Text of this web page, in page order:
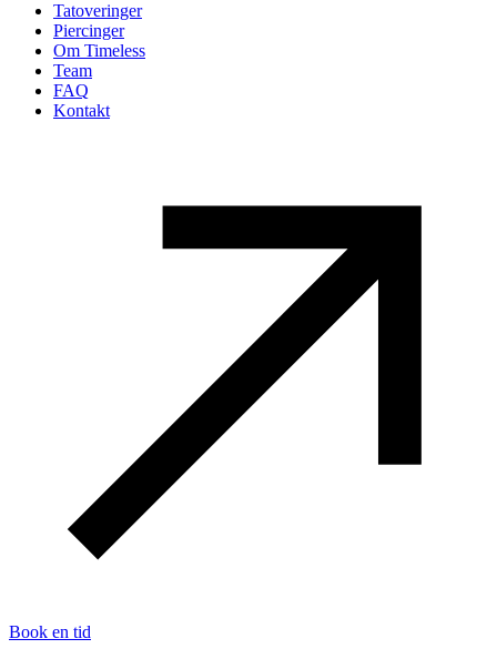
Tatoveringer
Piercinger
Om Timeless
Team
FAQ
Kontakt
Book en tid